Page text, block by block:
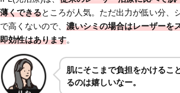
薄くできるところが人気。ただ出力が低い分、
で高くないので、 濃いシミの場合はレーザーを
即効性はあります。
肌にそこまで負担をかけるこ
るのは嬉しいなー。